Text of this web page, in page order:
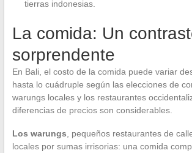
tierras indonesias.
La comida: Un
sorprendente
En Bali, el costo de la comida puede variar
hasta lo cuádruple según las elecciones de
warungs locales y los restaurantes
diferencias de precios son considerables.
Los warungs , pequeños restaurantes de
locales por sumas irrisorias: una comida